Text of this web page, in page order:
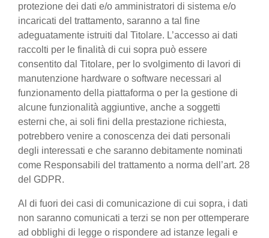
protezione dei dati e/o amministratori di sistema e/o
incaricati del trattamento, saranno a tal fine
adeguatamente istruiti dal Titolare. L’accesso ai dati
raccolti per le finalità di cui sopra può essere
consentito dal Titolare, per lo svolgimento di lavori di
manutenzione hardware o software necessari al
funzionamento della piattaforma o per la gestione di
alcune funzionalità aggiuntive, anche a soggetti
esterni che, ai soli fini della prestazione richiesta,
potrebbero venire a conoscenza dei dati personali
degli interessati e che saranno debitamente nominati
come Responsabili del trattamento a norma dell’art. 28
del GDPR.
Al di fuori dei casi di comunicazione di cui sopra, i dati
non saranno comunicati a terzi se non per ottemperare
ad obblighi di legge o rispondere ad istanze legali e